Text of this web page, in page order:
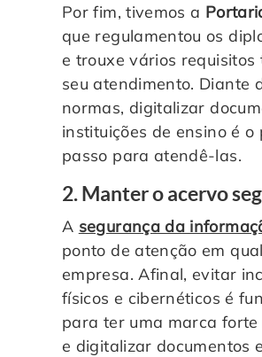
Por fim, tivemos a
que regulamentou os
e trouxe vários requisitos
seu atendimento. Diante
normas, digitalizar
instituições de ensino é o
passo para atendê-las.
2. Manter o acervo
A segurança da
ponto de atenção em
empresa. Afinal, evitar
físicos e cibernéticos é
para ter uma marca forte
e digitalizar documentos